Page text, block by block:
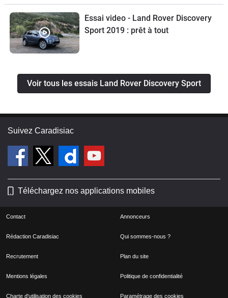
Essai video - Land Rover Discovery
Sport 2019 : prêt à tout
Voir tous les essais Land Rover Discovery Sport
Suivez Caradisiac
Téléchargez nos applications mobiles
Contact Annonceurs
Rédaction Caradisiac Qui sommes-nous ?
Recrutement Plan du site
Mentions légales Politique de confidentialité
Charte d'utilisation des cookies Paramétrage des cookies